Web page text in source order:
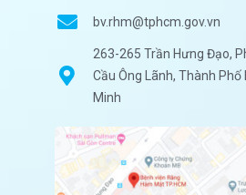
bv.rhm@tphcm.gov.vn
263-265 Trần Hưng Đạo,
Cầu Ông Lãnh, Thành Phố
Minh